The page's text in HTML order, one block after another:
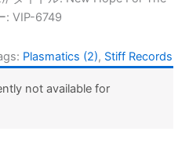
: VIP-6749
Plasmatics (2), Stiff Records
not available for